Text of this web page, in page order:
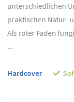
unterschiedlichen
praktischen Natur-
Als roter Faden
...
Hardcover